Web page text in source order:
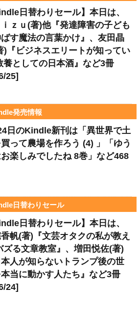
日替わりセール】本日は、
ｉｚｕ(著)他『発達障害の子ども
す魔法の言葉かけ』、友田晶
)『ビジネスエリートが知ってい
養としての日本酒』など3冊
25]
発売情報
日のKindle新刊は「異世界で土
って農場を作ろう (4) 」「ゆう
楽しみでしたね 8巻」など468
日替わりセール
日替わりセール】本日は、
帆(著)『文芸オタクの私が教え
ズる文章教室』、増田悦佐(著)
本人が知らないトランプ後の世
当に動かす人たち』など3冊
24]